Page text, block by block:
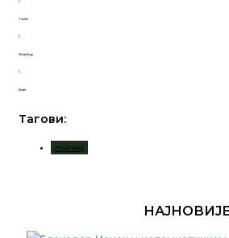
Twitter
WhatsApp
Email
Тагови:
marsej
НАЈНОВИЈЕ